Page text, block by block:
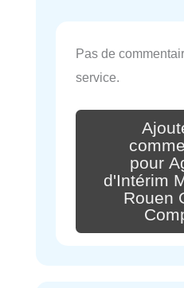
Pas de
service.
pour
d'Intérim
Rouen